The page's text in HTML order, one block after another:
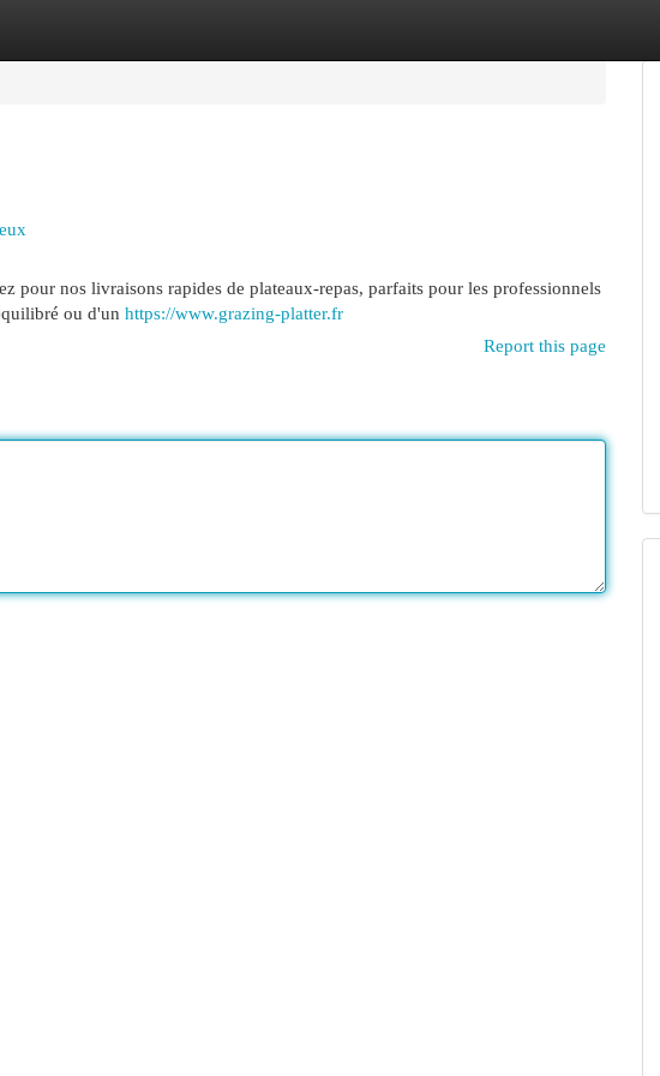
pour nos livraisons rapides de plateaux-repas, parfaits pour les professionnels
ou d'un https://www.grazing-platter.fr
Report this page